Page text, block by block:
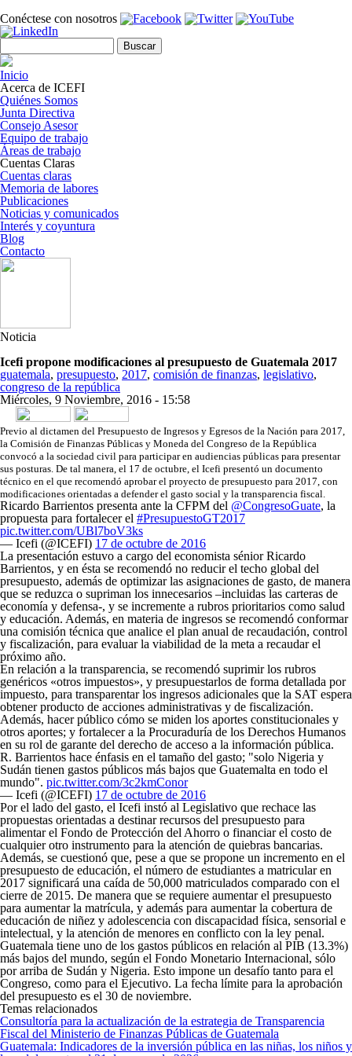
Conéctese con nosotros
Formulario de búsqueda
Inicio
Acerca de ICEFI
Quiénes Somos
Junta Directiva
Consejo Asesor
Equipo de trabajo
Áreas de trabajo
Cuentas Claras
Cuentas claras
Memoria de labores
Publicaciones
Noticias y comunicados
Interés y coyuntura
Blog
Contacto
Noticia
Icefi propone modificaciones al presupuesto de Guatemala 2017
guatemala, presupuesto, 2017, comisión de finanzas, legislativo,
congreso de la república
Miércoles, 9 Noviembre, 2016 - 15:58
Share on Facebook
Tweet Widget
Linkedin Share Button
Previo al dictamen del Presupuesto de Ingresos y Egresos de la Nación para 2017,
la Comisión de Finanzas Públicas y Moneda del Congreso de la República
convocó a la sociedad civil para participar en audiencias públicas para presentar
sus posturas. De tal manera, el 17 de octubre, el Icefi presentó un documento
técnico en el que recomendó aprobar el proyecto de presupuesto para 2017, con
modificaciones orientadas a defender el gasto social y la transparencia fiscal.
Ricardo Barrientos presenta ante la CFPM del @CongresoGuate, la
propuesta para fortalecer el #PresupuestoGT2017
pic.twitter.com/UBl7boV3ks
— Icefi (@ICEFI) 17 de octubre de 2016
La presentación estuvo a cargo del economista sénior Ricardo
Barrientos, y en ésta se recomendó no reducir el techo global del
presupuesto, además de optimizar las asignaciones de gasto, de manera
que se reduzca o supriman los innecesarios –incluidas las carteras de
economía y defensa-, y se incremente a rubros prioritarios como salud
y educación. Además, en materia de ingresos se recomendó conformar
una comisión técnica que analice el plan anual de recaudación, control
y fiscalización, para evaluar la viabilidad de la meta a recaudar el
próximo año.
En relación a la transparencia, se recomendó suprimir los rubros
genéricos «otros impuestos», y presupuestarlos de forma detallada por
impuesto, para transparentar los ingresos adicionales que la SAT espera
obtener producto de acciones administrativas y de fiscalización.
Además, hacer público cómo se miden los aportes constitucionales y
otros aportes; y fortalecer a la Procuraduría de los Derechos Humanos
en su rol de garante del derecho de acceso a la información pública.
R. Barrientos hace énfasis en el tamaño del gasto; "solo Nigeria y
Sudán tienen gastos públicos más bajos que Guatemalta en todo el
mundo". pic.twitter.com/3c2kmConor
— Icefi (@ICEFI) 17 de octubre de 2016
Por el lado del gasto, el Icefi instó al Legislativo que rechace las
propuestas orientadas a destinar recursos del presupuesto para
alimentar el Fondo de Protección del Ahorro o financiar el costo de
cualquier otro instrumento para la atención de quiebras bancarias.
Además, se cuestionó que, pese a que se propone un incremento en el
presupuesto de educación, el número de estudiantes a matricular en
2017 significará una caída de 50,000 matriculados comparado con el
cierre de 2015. De manera que se requiere aumentar el presupuesto
para aumentar la matrícula, y además para aumentar la cobertura de
educación de niñez y adolescencia con discapacidad física, sensorial e
intelectual, y la atención de menores en conflicto con la ley penal.
Guatemala tiene uno de los gastos públicos en relación al PIB (13.3%)
más bajos del mundo, según el Fondo Monetario Internacional, sólo
por arriba de Sudán y Nigeria. Esto impone un desafío tanto para el
Congreso, como para el Ejecutivo. La fecha límite para la aprobación
del presupuesto es el 30 de noviembre.
Temas relacionados
Consultoría para la actualización de la estrategia de Transparencia
Fiscal del Ministerio de Finanzas Públicas de Guatemala
Guatemala: Indicadores de la inversión pública en las niñas, los niños y